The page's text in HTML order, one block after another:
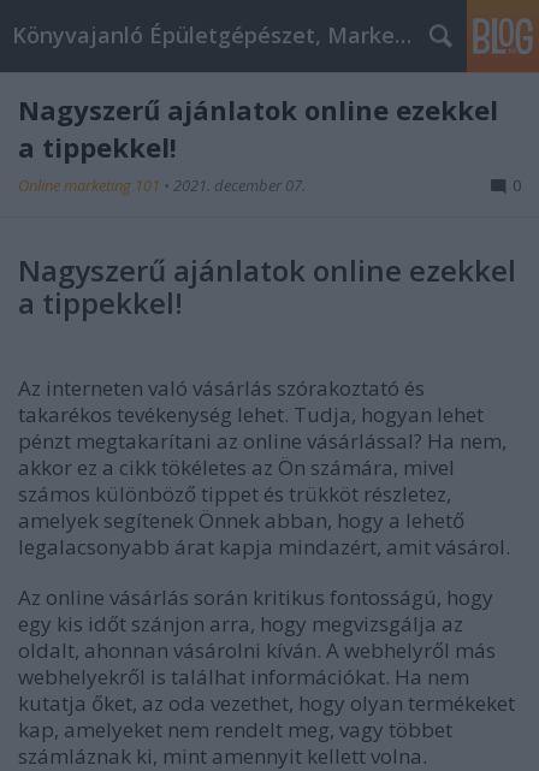
Könyvajanló Épületgépészet, Marketing témákban
Nagyszerű ajánlatok online ezekkel
a tippekkel!
Online marketing 101 • 2021. december 07. 0
Nagyszerű ajánlatok online ezekkel
a tippekkel!
Az interneten való vásárlás szórakoztató és
takarékos tevékenység lehet. Tudja, hogyan lehet
pénzt megtakarítani az online vásárlással? Ha nem,
akkor ez a cikk tökéletes az Ön számára, mivel
számos különböző tippet és trükköt részletez,
amelyek segítenek Önnek abban, hogy a lehető
legalacsonyabb árat kapja mindazért, amit vásárol.
Az online vásárlás során kritikus fontosságú, hogy
egy kis időt szánjon arra, hogy megvizsgálja az
oldalt, ahonnan vásárolni kíván. A webhelyről más
webhelyekről is találhat információkat. Ha nem
kutatja őket, az oda vezethet, hogy olyan termékeket
kap, amelyeket nem rendelt meg, vagy többet
számláznak ki, mint amennyit kellett volna.